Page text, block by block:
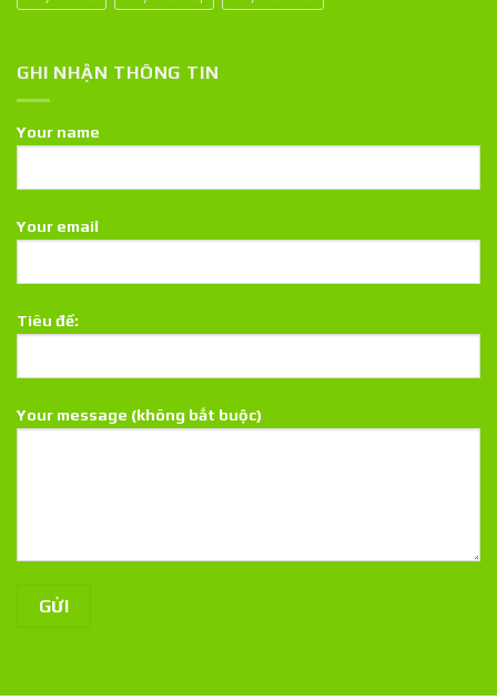
GHI NHẬN THÔNG TIN
Your name
Your email
Tiêu đề:
Your message (không bắt buộc)